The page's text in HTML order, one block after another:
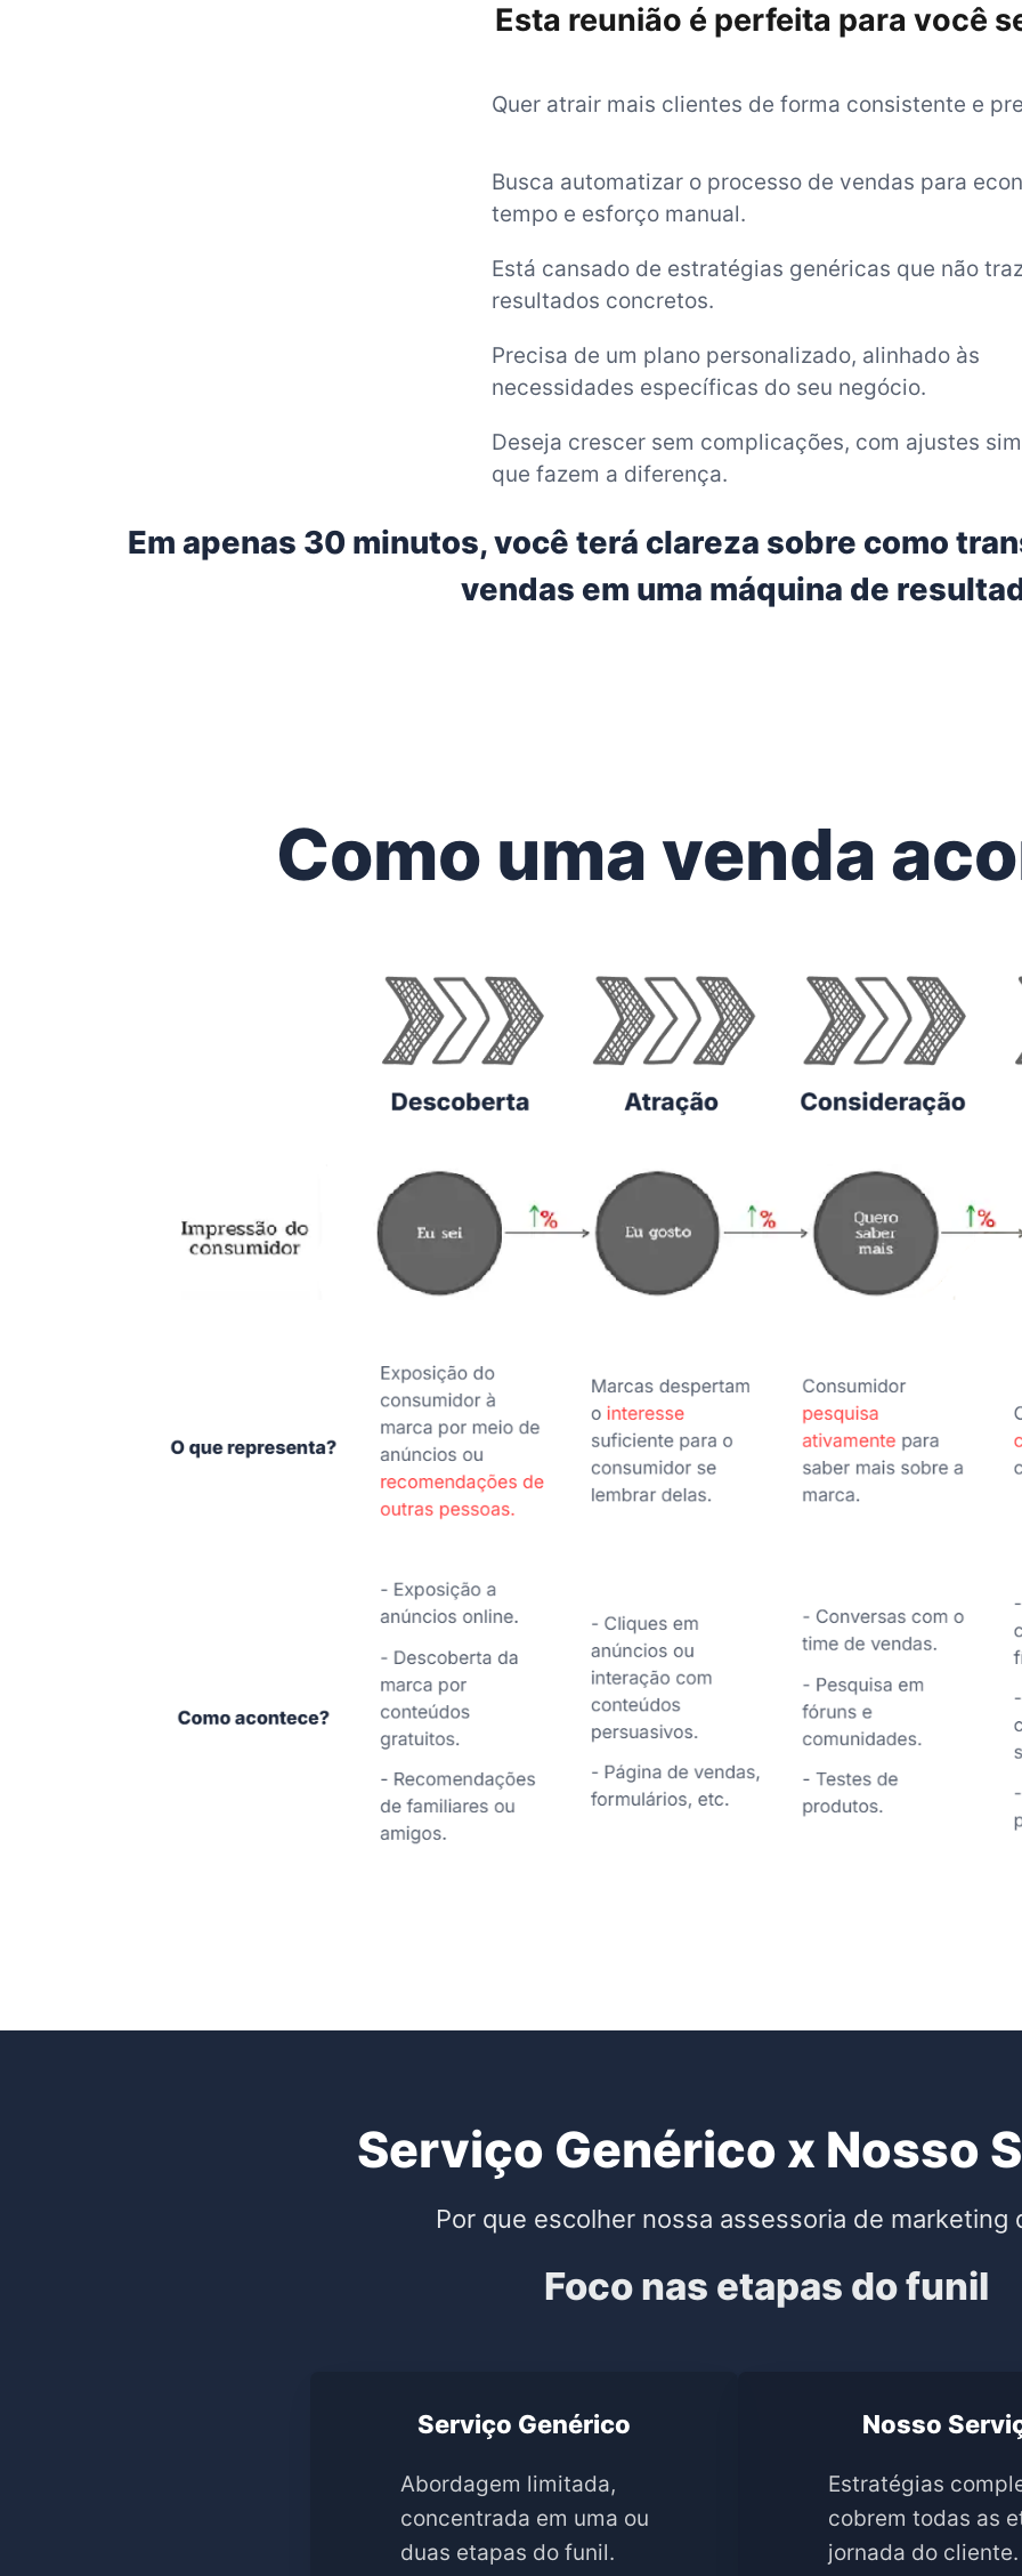
Esta reunião é perfeita para você
Quer atrair mais clientes de forma consistente e
Busca automatizar o processo de vendas para
tempo e esforço manual.
Está cansado de estratégias genéricas que não
resultados concretos.
Precisa de um plano personalizado, alinhado às
necessidades específicas do seu negócio.
Deseja crescer sem complicações, com ajustes
que fazem a diferença.
Em apenas 30 minutos, você terá clareza sobre como
vendas em uma máquina de
Como uma venda
Serviço Genérico x Nosso
Por que escolher nossa assessoria de marketing
Foco nas etapas do funil
Serviço Genérico
Abordagem limitada,
concentrada em uma ou
duas etapas do funil.
Nosso
Estratégias
cobrem todas as
jornada do cliente.